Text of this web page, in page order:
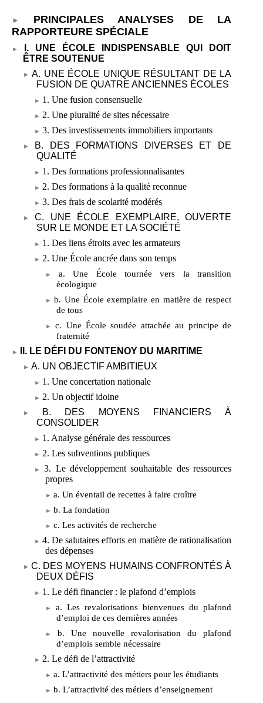
PRINCIPALES ANALYSES DE LA
RAPPORTEURE SPÉCIALE
I. UNE ÉCOLE INDISPENSABLE QUI DOIT
ÊTRE SOUTENUE
A. UNE ÉCOLE UNIQUE RÉSULTANT DE LA
FUSION DE QUATRE ANCIENNES ÉCOLES
1. Une fusion consensuelle
2. Une pluralité de sites nécessaire
3. Des investissements immobiliers importants
B. DES FORMATIONS DIVERSES ET DE
QUALITÉ
1. Des formations professionnalisantes
2. Des formations à la qualité reconnue
3. Des frais de scolarité modérés
C. UNE ÉCOLE EXEMPLAIRE, OUVERTE
SUR LE MONDE ET LA SOCIÉTÉ
1. Des liens étroits avec les armateurs
2. Une École ancrée dans son temps
a. Une École tournée vers la transition
écologique
b. Une École exemplaire en matière de respect
de tous
c. Une École soudée attachée au principe de
fraternité
II. LE DÉFI DU FONTENOY DU MARITIME
A. UN OBJECTIF AMBITIEUX
1. Une concertation nationale
2. Un objectif idoine
B. DES MOYENS FINANCIERS À
CONSOLIDER
1. Analyse générale des ressources
2. Les subventions publiques
3. Le développement souhaitable des ressources
propres
a. Un éventail de recettes à faire croître
b. La fondation
c. Les activités de recherche
4. De salutaires efforts en matière de rationalisation
des dépenses
C. DES MOYENS HUMAINS CONFRONTÉS À
DEUX DÉFIS
1. Le défi financier : le plafond d’emplois
a. Les revalorisations bienvenues du plafond
d’emploi de ces dernières années
b. Une nouvelle revalorisation du plafond
d’emplois semble nécessaire
2. Le défi de l’attractivité
a. L’attractivité des métiers pour les étudiants
b. L’attractivité des métiers d’enseignement